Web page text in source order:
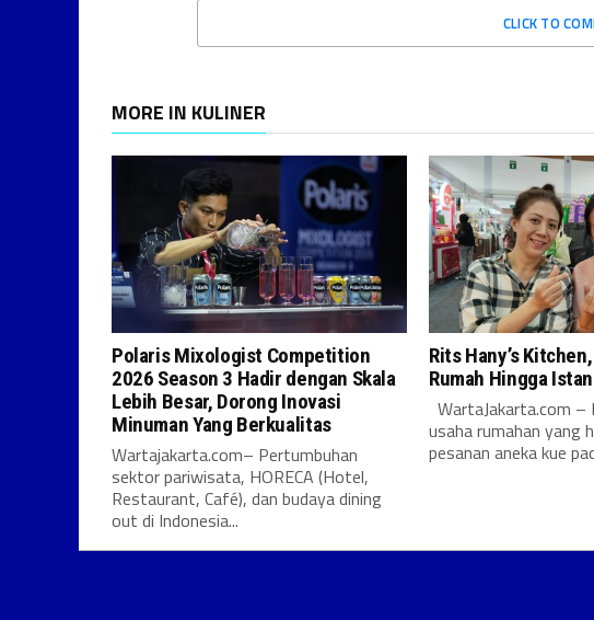
CLICK TO
MORE IN KULINER
Polaris Mixologist Competition
2026 Season 3 Hadir dengan Skala
Lebih Besar, Dorong Inovasi
Minuman Yang Berkualitas
Wartajakarta.com– Pertumbuhan
sektor pariwisata, HORECA (Hotel,
Restaurant, Café), dan budaya dining
out di Indonesia...
Rits Hany’s
Rumah Hingga
WartaJakarta.com –
usaha rumahan yang
pesanan aneka kue